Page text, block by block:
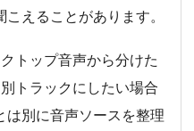
えることがあります。
トップ音声から分けた
トラックにしたい場合
は別に音声ソースを整理